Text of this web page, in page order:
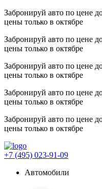
Забронируй авто по цене
цены только в октябре
Забронируй авто по цене
цены только в октябре
Забронируй авто по цене
цены только в октябре
Забронируй авто по цене
цены только в октябре
Забронируй авто по цене
цены только в октябре
+7 (495) 023-91-09
Автомобили